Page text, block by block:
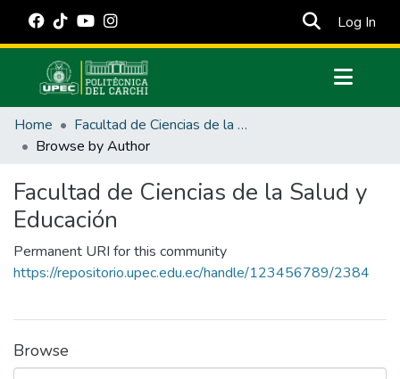
Log In
Communities & Collections
All of DSpace
Manuales
Home
Facultad de Ciencias de la Salud y Educación
Browse by Author
Facultad de Ciencias de la Salud y
Educación
Permanent URI for this community
https://repositorio.upec.edu.ec/handle/123456789/2384
Browse